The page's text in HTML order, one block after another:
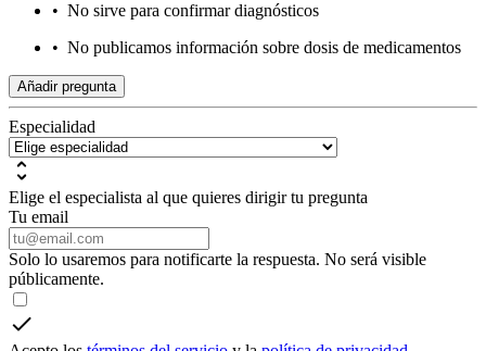
• No sirve para confirmar diagnósticos
• No publicamos información sobre dosis de medicamentos
Añadir pregunta
Especialidad
Elige el especialista al que quieres dirigir tu pregunta
Tu email
Solo lo usaremos para notificarte la respuesta. No será visible
públicamente.